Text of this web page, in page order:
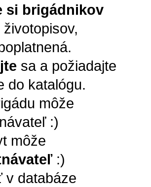
si brigádnikov
sa a požiadajte
do katalógu.
môže
:)
môže
:)
v databáze